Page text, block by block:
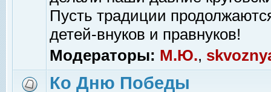
Пусть традиции
детей-внуков и правнуков!
Модераторы: М.Ю.,
Ко Дню Победы